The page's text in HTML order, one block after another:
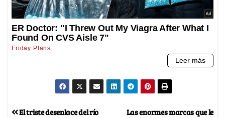
Las enormes marcas que le
El triste desenlace del río